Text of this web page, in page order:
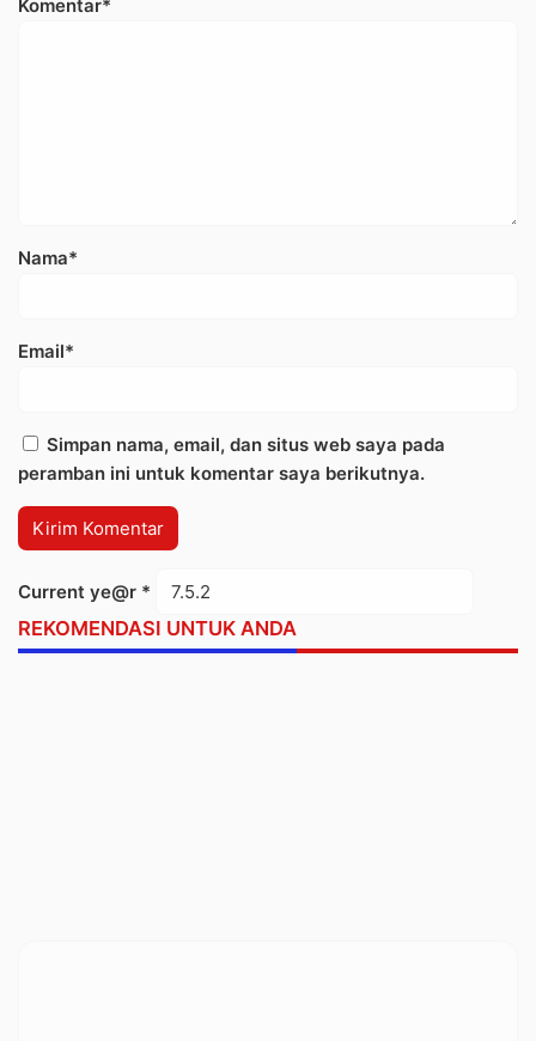
Komentar*
Nama*
Email*
Simpan nama, email, dan situs web saya pada
peramban ini untuk komentar saya berikutnya.
Current ye@r *
REKOMENDASI UNTUK ANDA